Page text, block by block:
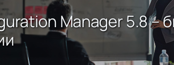
Manager 5.8 –